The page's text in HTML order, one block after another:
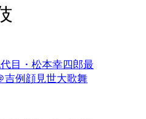
目・松本幸四郎最
吉例顔見世大歌舞